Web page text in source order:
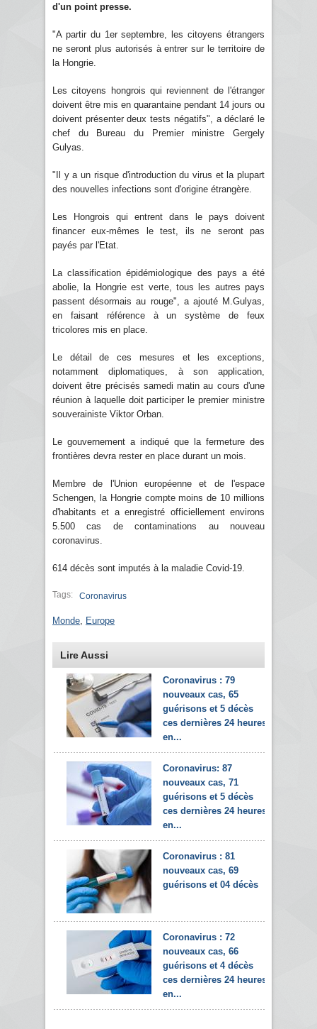
d'un point presse.
"A partir du 1er septembre, les citoyens étrangers
ne seront plus autorisés à entrer sur le territoire de
la Hongrie.
Les citoyens hongrois qui reviennent de l'étranger
doivent être mis en quarantaine pendant 14 jours ou
doivent présenter deux tests négatifs", a déclaré le
chef du Bureau du Premier ministre Gergely
Gulyas.
"Il y a un risque d'introduction du virus et la plupart
des nouvelles infections sont d'origine étrangère.
Les Hongrois qui entrent dans le pays doivent
financer eux-mêmes le test, ils ne seront pas
payés par l'Etat.
La classification épidémiologique des pays a été
abolie, la Hongrie est verte, tous les autres pays
passent désormais au rouge", a ajouté M.Gulyas,
en faisant référence à un système de feux
tricolores mis en place.
Le détail de ces mesures et les exceptions,
notamment diplomatiques, à son application,
doivent être précisés samedi matin au cours d'une
réunion à laquelle doit participer le premier ministre
souverainiste Viktor Orban.
Le gouvernement a indiqué que la fermeture des
frontières devra rester en place durant un mois.
Membre de l'Union européenne et de l'espace
Schengen, la Hongrie compte moins de 10 millions
d'habitants et a enregistré officiellement environs
5.500 cas de contaminations au nouveau
coronavirus.
614 décès sont imputés à la maladie Covid-19.
Tags: Coronavirus
Monde Europe
Lire Aussi
Coronavirus : 79
nouveaux cas, 65
guérisons et 5 décès
ces dernières 24 heures
en...
Coronavirus: 87
nouveaux cas, 71
guérisons et 5 décès
ces dernières 24 heures
en...
Coronavirus : 81
nouveaux cas, 69
guérisons et 04 décès
Coronavirus : 72
nouveaux cas, 66
guérisons et 4 décès
ces dernières 24 heures
en...